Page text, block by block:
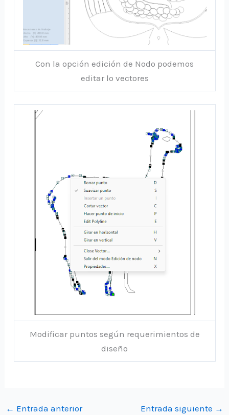
Con la opción edición de Nodo podemos
editar lo vectores
Modificar puntos según requerimientos de
diseño
← Entrada anterior Entrada siguiente →